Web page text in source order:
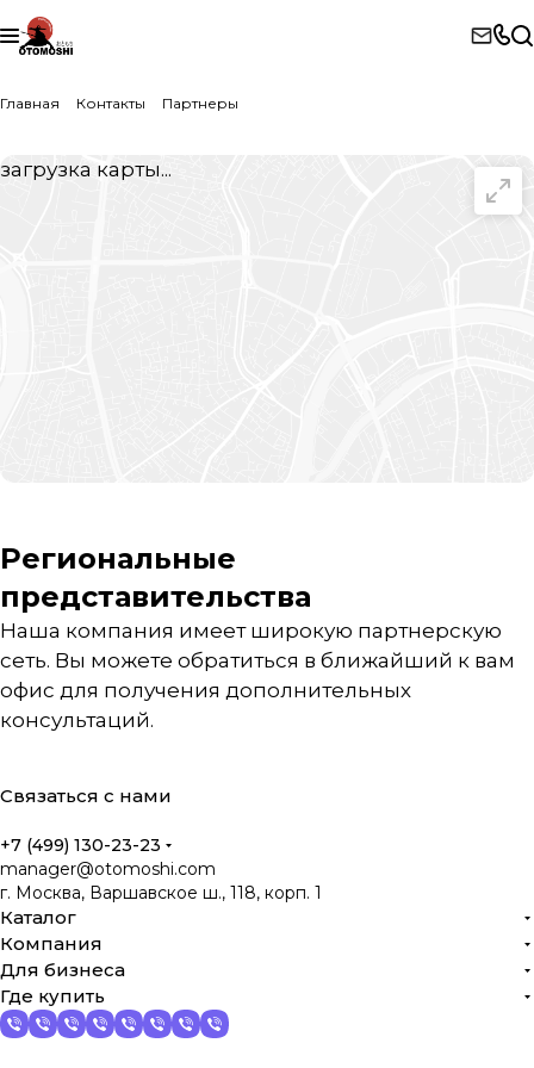
Главная Контакты Партнеры
загрузка карты...
Региональные
представительства
Наша компания имеет широкую партнерскую
сеть. Вы можете обратиться в ближайший к вам
офис для получения дополнительных
консультаций.
Связаться с нами
+7 (499) 130-23-23
manager@otomoshi.com
г. Москва, Варшавское ш., 118, корп. 1
Каталог
Компания
Для бизнеса
Где купить